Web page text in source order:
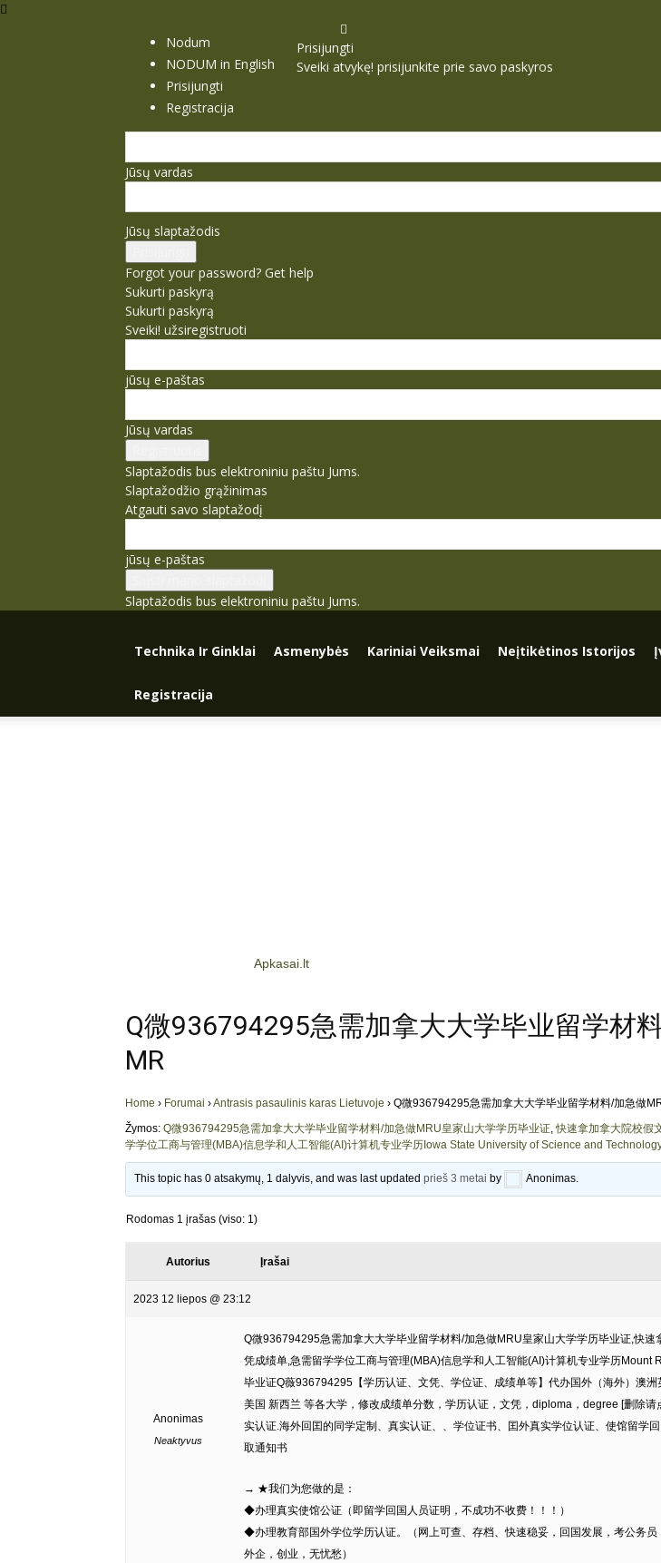
Nodum
NODUM in English
Prisijungti
Registracija
Prisijungti
Sveiki atvykę! prisijunkite prie savo paskyros
Jūsų vardas
Jūsų slaptažodis
Forgot your password? Get help
Sukurti paskyrą
Sukurti paskyrą
Sveiki! užsiregistruoti
jūsų e-paštas
Jūsų vardas
Slaptažodis bus elektroniniu paštu Jums.
Slaptažodžio grąžinimas
Atgauti savo slaptažodį
jūsų e-paštas
Slaptažodis bus elektroniniu paštu Jums.
Technika Ir Ginklai Asmenybės Kariniai Veiksmai Neįtikėtinos Istorijos
Registracija
Apkasai.lt
Q微936794295急需加拿大大学毕业留学材
MR
Home › Forumai ›Antrasis pasaulinis karas Lietuvoje › Q微936794295急需加拿大大学毕业留学材料/加急做
Žymos: Q微936794295急需加拿大大学毕业留学材料/加急做MRU皇家山大学学历毕业证,快速拿加拿大院校假
学学位工商与管理(MBA)信息学和人工智能(AI)计算机专业学历Iowa State University of Science and
This topic has 0 atsakymų, 1 dalyvis, and was last updatedprieš 3 metai by Anonimas.
Rodomas 1 įrašas (viso: 1)
Autorius Įrašai
2023 12 liepos @ 23:12
Anonimas
Neaktyvus
Q微936794295急需加拿大大学毕业留学材料/加急做MRU皇家山大学学历毕业证,快速
凭成绩单,急需留学学位工商与管理(MBA)信息学和人工智能(AI)计算机专业学历Mount
毕业证Q薇936794295【学历认证、文凭、学位证、成绩单等】代办国外（海外）澳洲
美国 新西兰 等各大学，修改成绩单分数，学历认证，文凭，diploma，degree [删除请
实认证.海外回囯的同学定制、真实认证、、学位证书、囯外真实学位认证、使馆留学
取通知书
→ ★我们为您做的是：
◆办理真实使馆公证（即留学回国人员证明，不成功不收费！！！）
◆办理教育部国外学位学历认证。（网上可查、存档、快速稳妥，回国发展，考公务员
外企，创业，无忧愁）